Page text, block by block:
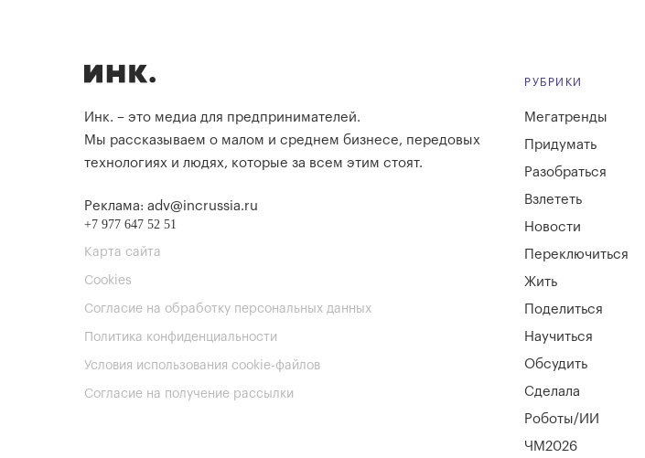
Инк. – это медиа для предпринимателей.
Мы рассказываем о малом и среднем бизнесе, передовых
технологиях и людях, которые за всем этим стоят.
Реклама: adv@incrussia.ru
+7 977 647 52 51
Карта сайта
Cookies
Согласие на обработку персональных данных
Политика конфиденциальности
Условия использования cookie-файлов
Согласие на получение рассылки
РУБРИКИ
Мегатренды
Придумать
Разобраться
Взлететь
Новости
Переключиться
Жить
Поделиться
Научиться
Обсудить
Сделала
Роботы/ИИ
ЧМ2026